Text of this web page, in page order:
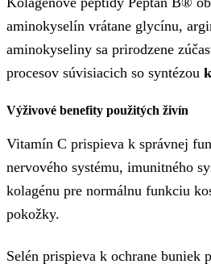
aminokyselín vrátane glycínu,
aminokyseliny sa prirodzene
procesov súvisiacich so syntézou
Výživové benefity použitých živín
Vitamín C prispieva k správnej
nervového systému, imunitného
kolagénu pre normálnu funkciu
pokožky.
Selén prispieva k ochrane buniek